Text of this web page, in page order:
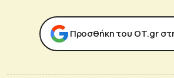
Προσθήκη του ΟΤ.gr